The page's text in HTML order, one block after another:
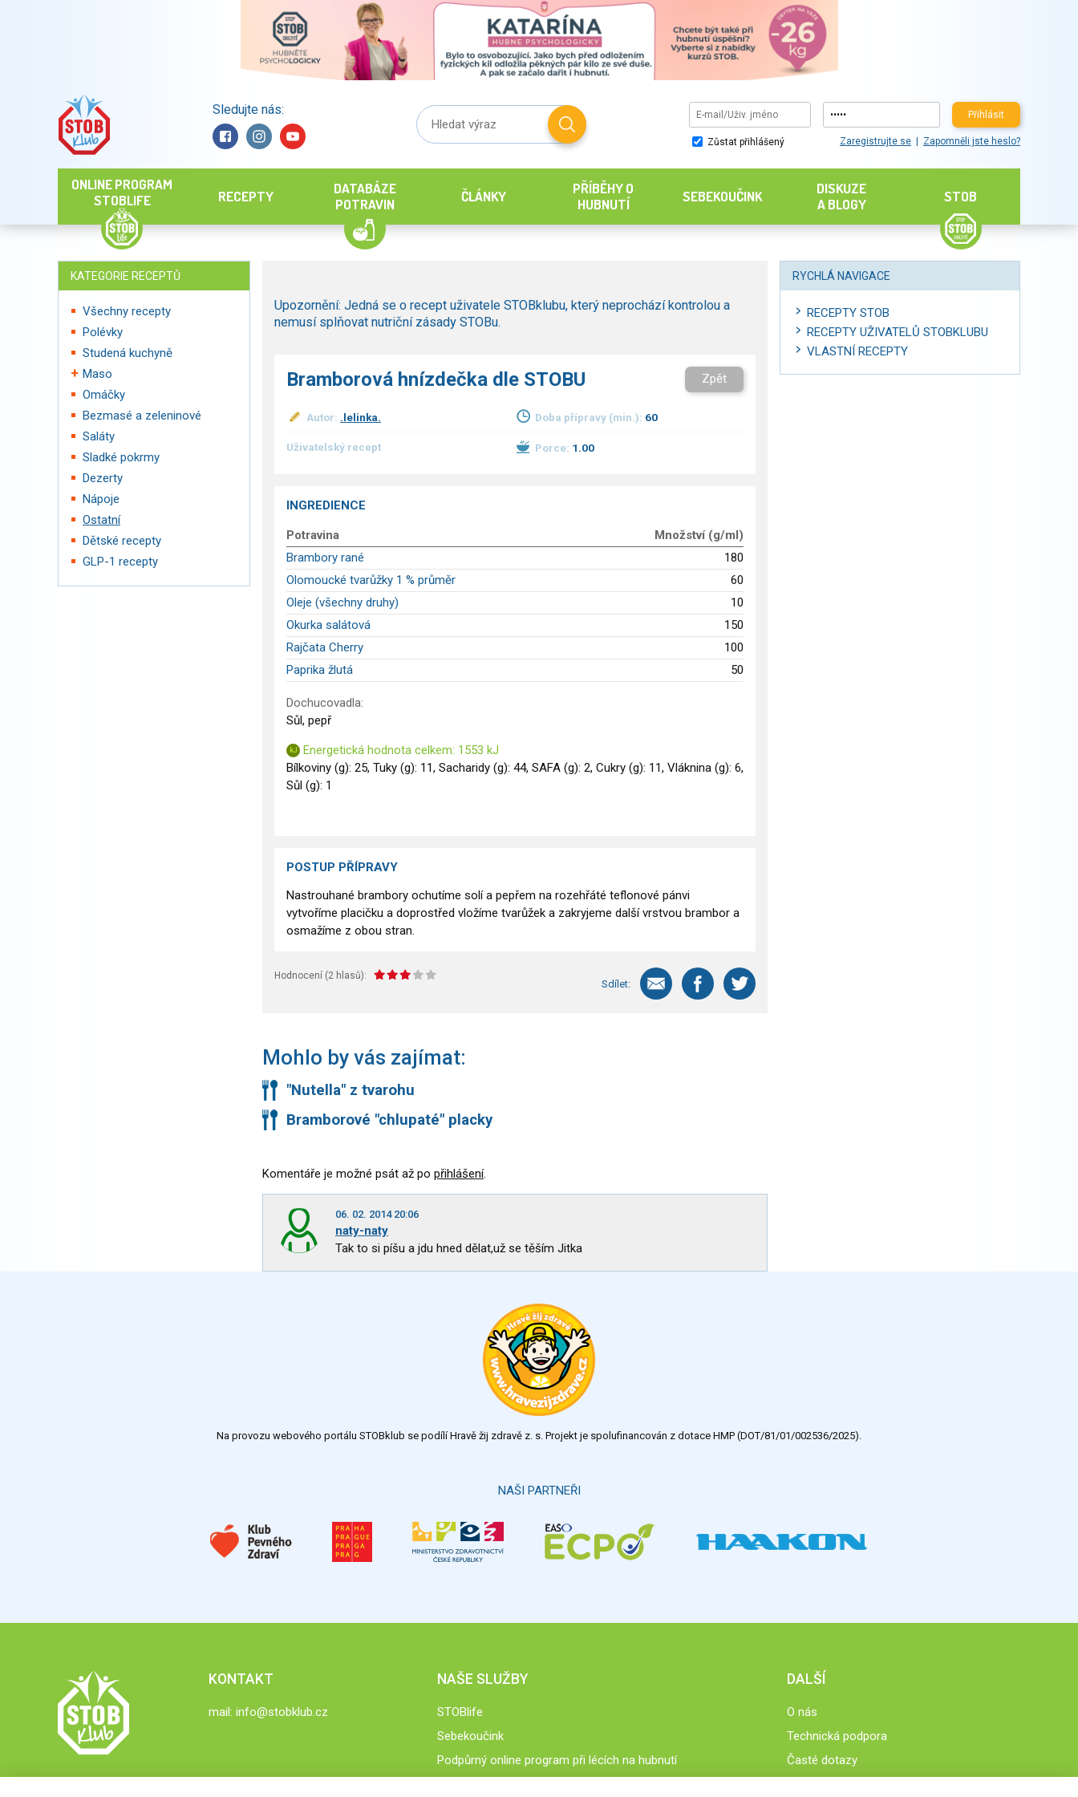
Sledujte nás: Přihlásit
Zůstat přihlášený Zaregistrujte se Zapomněli jste heslo?
ONLINE PROGRAM
STOBLIFE
RECEPTY
DATABÁZE
POTRAVIN
ČLÁNKY
PŘÍBĚHY O
HUBNUTÍ
SEBEKOUČINK
DISKUZE
A BLOGY
STOB
KATEGORIE RECEPTŮ
Všechny recepty
Polévky
Studená kuchyně
Maso
Omáčky
Bezmasé a zeleninové
Saláty
Sladké pokrmy
Dezerty
Nápoje
Ostatní
Dětské recepty
GLP-1 recepty
Upozornění: Jedná se o recept uživatele STOBklubu, který neprochází kontrolou a
nemusí splňovat nutriční zásady STOBu.
Bramborová hnízdečka dle STOBU Zpět
Autor: .lelinka. Doba přípravy (min.): 60
Uživatelský recept Porce: 1.00
INGREDIENCE
Potravina
Množství (g/ml)
Brambory rané
180
Olomoucké tvarůžky 1 % průměr
60
Oleje (všechny druhy)
10
Okurka salátová
150
Rajčata Cherry
100
Paprika žlutá
50
Dochucovadla:
Sůl, pepř
Energetická hodnota celkem: 1553 kJ
Bílkoviny (g): 25, Tuky (g): 11, Sacharidy (g): 44, SAFA (g): 2, Cukry (g): 11, Vláknina (g): 6,
Sůl (g): 1
POSTUP PŘÍPRAVY
Nastrouhané brambory ochutíme solí a pepřem na rozehřáté teflonové pánvi
vytvoříme placičku a doprostřed vložíme tvarůžek a zakryjeme další vrstvou brambor a
osmažíme z obou stran.
Hodnocení (2 hlasů):
Sdílet:
Mohlo by vás zajímat:
"Nutella" z tvarohu
Bramborové "chlupaté" placky
Komentáře je možné psát až po přihlášení.
06. 02. 2014 20:06
naty-naty
Tak to si píšu a jdu hned dělat,už se těším Jitka
RYCHLÁ NAVIGACE
RECEPTY STOB
RECEPTY UŽIVATELŮ STOBKLUBU
VLASTNÍ RECEPTY
Na provozu webového portálu STOBklub se podílí Hravě žij zdravě z. s. Projekt je spolufinancován z dotace HMP (DOT/81/01/002536/2025).
NAŠI PARTNEŘI
KONTAKT
mail: info@stobklub.cz
NAŠE SLUŽBY
STOBlife
Sebekoučink
Podpůrný online program při lécích na hubnutí
DALŠÍ
O nás
Technická podpora
Časté dotazy